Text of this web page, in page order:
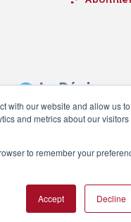
with our website and allow us to
and metrics about our visitors
to remember your
Accept Decline